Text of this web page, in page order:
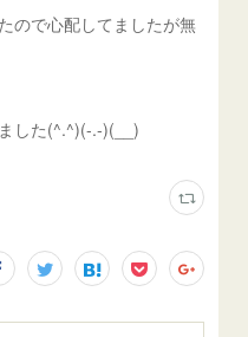
ので心配してましたが無
した(^.^)(-.-)(__)